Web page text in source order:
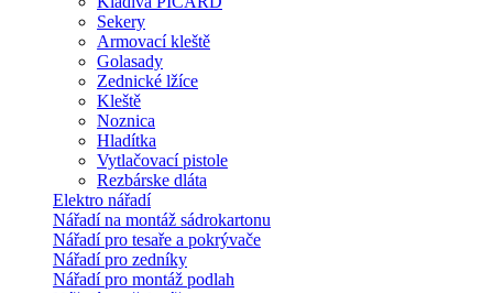
Sekery
Armovací kleště
Golasady
Zednické lžíce
Kleště
Noznica
Hladítka
Vytlačovací pistole
Rezbárske dláta
Elektro nářadí
Nářadí na montáž sádrokartonu
Nářadí pro tesaře a pokrývače
Nářadí pro zedníky
Nářadí pro montáž podlah